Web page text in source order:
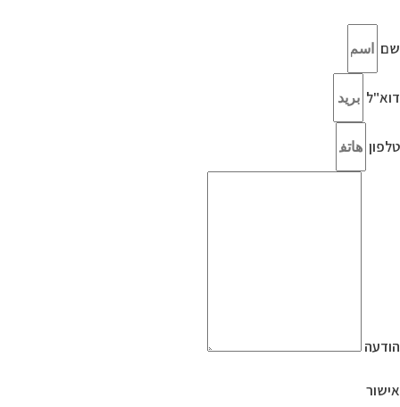
שם
דוא"ל
טלפון
הודעה
אישור